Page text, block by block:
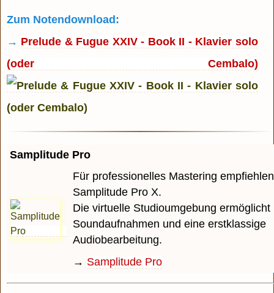
Zum Notendownload:
→ Prelude & Fugue XXIV - Book II - Klavier solo
(oder Cembalo)
Samplitude Pro
Für professionelles Mastering
Samplitude Pro X.
Die virtuelle Studioumgebung ermöglicht
Soundaufnahmen und eine erstklassige
Audiobearbeitung.
→ Samplitude Pro